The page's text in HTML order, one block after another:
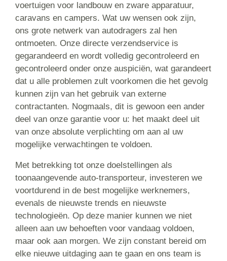
voertuigen voor landbouw en zware apparatuur,
caravans en campers. Wat uw wensen ook zijn,
ons grote netwerk van autodragers zal hen
ontmoeten. Onze directe verzendservice is
gegarandeerd en wordt volledig gecontroleerd en
gecontroleerd onder onze auspiciën, wat garandeert
dat u alle problemen zult voorkomen die het gevolg
kunnen zijn van het gebruik van externe
contractanten. Nogmaals, dit is gewoon een ander
deel van onze garantie voor u: het maakt deel uit
van onze absolute verplichting om aan al uw
mogelijke verwachtingen te voldoen.
Met betrekking tot onze doelstellingen als
toonaangevende auto-transporteur, investeren we
voortdurend in de best mogelijke werknemers,
evenals de nieuwste trends en nieuwste
technologieën. Op deze manier kunnen we niet
alleen aan uw behoeften voor vandaag voldoen,
maar ook aan morgen. We zijn constant bereid om
elke nieuwe uitdaging aan te gaan en ons team is